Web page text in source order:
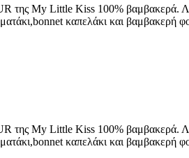
της My Little Kiss 100% βαμβακερά.
καπελάκι και βαμβακερή
της My Little Kiss 100% βαμβακερά.
καπελάκι και βαμβακερή